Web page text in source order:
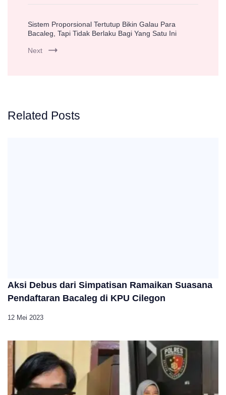
Sistem Proporsional Tertutup Bikin Galau Para
Bacaleg, Tapi Tidak Berlaku Bagi Yang Satu Ini
Next
Related Posts
Aksi Debus dari Simpatisan Ramaikan Suasana
Pendaftaran Bacaleg di KPU Cilegon
12 Mei 2023